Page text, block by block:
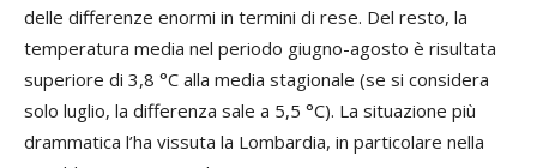
delle differenze enormi in termini di rese. Del resto, la
temperatura media nel periodo giugno-agosto è risultata
superiore di 3,8 °C alla media stagionale (se si considera
solo luglio, la differenza sale a 5,5 °C). La situazione più
drammatica l’ha vissuta la Lombardia, in particolare nella